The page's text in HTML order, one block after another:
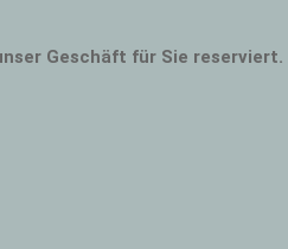
Geschäft für Sie